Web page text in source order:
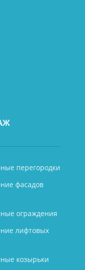
перегородки
фасадов
ограждения
лифтовых
козырьки